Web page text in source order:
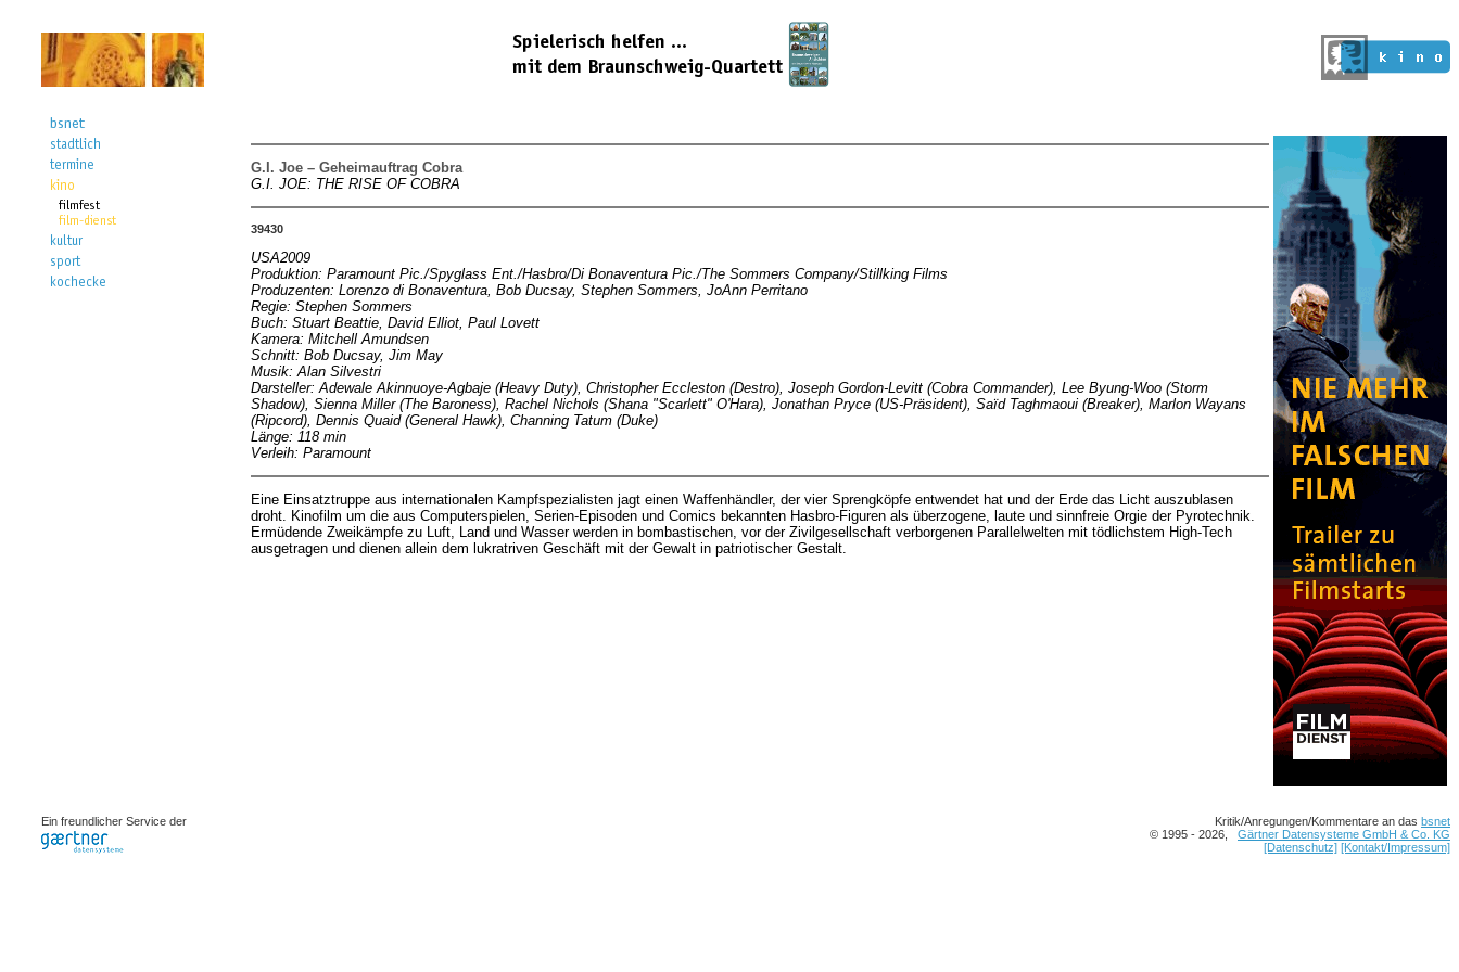
G.I. Joe – Geheimauftrag Cobra
G.I. JOE: THE RISE OF COBRA
39430
USA2009
Produktion: Paramount Pic./Spyglass Ent./Hasbro/Di Bonaventura Pic./The Sommers Company/Stillking Films
Produzenten: Lorenzo di Bonaventura, Bob Ducsay, Stephen Sommers, JoAnn Perritano
Regie: Stephen Sommers
Buch: Stuart Beattie, David Elliot, Paul Lovett
Kamera: Mitchell Amundsen
Schnitt: Bob Ducsay, Jim May
Musik: Alan Silvestri
Darsteller: Adewale Akinnuoye-Agbaje (Heavy Duty), Christopher Eccleston (Destro), Joseph Gordon-Levitt (Cobra Commander), Lee Byung-Woo (Storm
Shadow), Sienna Miller (The Baroness), Rachel Nichols (Shana "Scarlett" O'Hara), Jonathan Pryce (US-Präsident), Saïd Taghmaoui (Breaker), Marlon Wayans
(Ripcord), Dennis Quaid (General Hawk), Channing Tatum (Duke)
Länge: 118 min
Verleih: Paramount
Eine Einsatztruppe aus internationalen Kampfspezialisten jagt einen Waffenhändler, der vier Sprengköpfe entwendet hat und der Erde das Licht auszublasen
droht. Kinofilm um die aus Computerspielen, Serien-Episoden und Comics bekannten Hasbro-Figuren als überzogene, laute und sinnfreie Orgie der Pyrotechnik.
Ermüdende Zweikämpfe zu Luft, Land und Wasser werden in bombastischen, vor der Zivilgesellschaft verborgenen Parallelwelten mit tödlichstem High-Tech
ausgetragen und dienen allein dem lukratriven Geschäft mit der Gewalt in patriotischer Gestalt.
Ein freundlicher Service der Kritik/Anregungen/Kommentare an das bsnet
© 1995 - 2026, Gärtner Datensysteme GmbH & Co. KG
[Datenschutz] [Kontakt/Impressum]